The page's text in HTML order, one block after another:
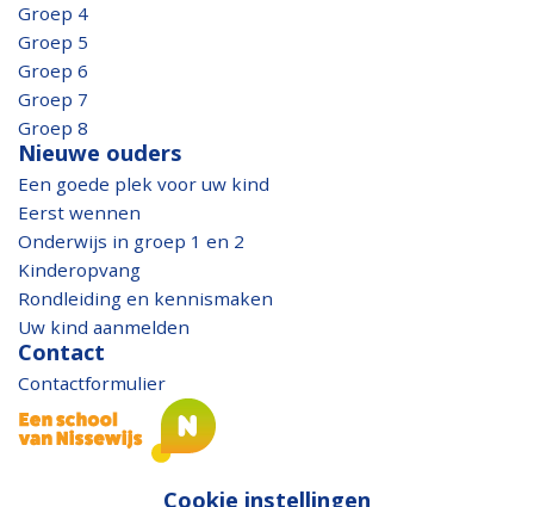
Groep 4
Groep 5
Groep 6
Groep 7
Groep 8
Nieuwe ouders
Een goede plek voor uw kind
Eerst wennen
Onderwijs in groep 1 en 2
Kinderopvang
Rondleiding en kennismaken
Uw kind aanmelden
Contact
Contactformulier
Cookie instellingen